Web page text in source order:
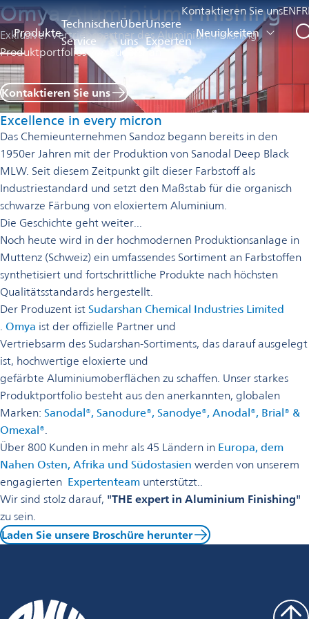
Kontaktieren Sie unsENFR
Produkte
Technischer
Service
Über
uns
Unsere
Experten
Neuigkeiten
Omya Aluminium Finishing
Exklusiver Vertriebspartner des Aluminium Finishing
Produktportfolios von Sudarshan
Kontaktieren Sie uns
Excellence in every micron
Das Chemieunternehmen Sandoz begann bereits in den
1950er Jahren mit der Produktion von Sanodal Deep Black
MLW. Seit diesem Zeitpunkt gilt dieser Farbstoff als
Industriestandard und setzt den Maßstab für die organisch
schwarze Färbung von eloxiertem Aluminium.
Die Geschichte geht weiter...
Noch heute wird in der hochmodernen Produktionsanlage in
Muttenz (Schweiz) ein umfassendes Sortiment an Farbstoffen
synthetisiert und fortschrittliche Produkte nach höchsten
Qualitätsstandards hergestellt.
Der Produzent ist Sudarshan Chemical Industries Limited
wird
in
einer
neuen
Registerkarte
geöffnet
. Omya ist der offizielle Partner und
Vertriebsarm des Sudarshan-Sortiments, das darauf ausgelegt
ist, hochwertige eloxierte und
gefärbte Aluminiumoberflächen zu schaffen. Unser starkes
Produktportfolio besteht aus den anerkannten, globalen
Marken: Sanodal®, Sanodure®, Sanodye®, Anodal®, Brial® &
Omexal®
in
einer
neuen
Registerkarte
.
Über 800 Kunden in mehr als 45 Ländern in Europa, dem
Nahen Osten, Afrika und Südostasien werden von unserem
engagierten Expertenteam unterstützt..
Wir sind stolz darauf, "THE expert in Aluminium Finishing"
zu sein.
Laden Sie unsere Broschüre herunter
wird
geöffnet